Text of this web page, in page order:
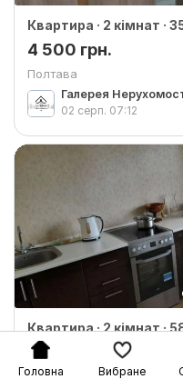
Квартира · 2 кімнат ·
4 500 грн.
Полтава
Галерея
02 серп. 07:12
Квартира · 2 кімнат ·
8 000 грн.
Полтава
Головна Вибране